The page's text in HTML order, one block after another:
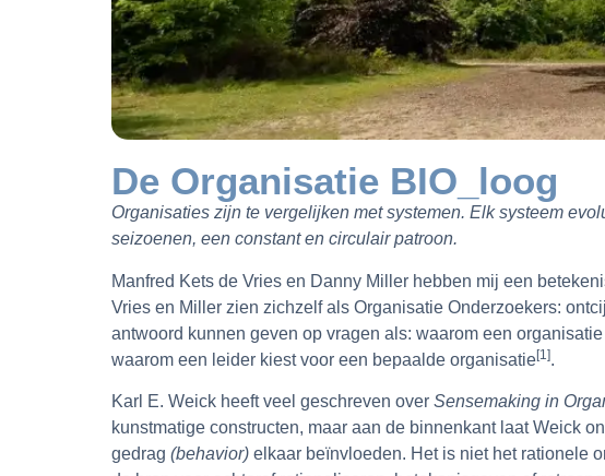
De Organisatie BIO_loog
Organisaties zijn te vergelijken met systemen. Elk systeem
seizoenen, een constant en circulair patroon.
Manfred Kets de Vries en Danny Miller hebben mij een
Vries en Miller zien zichzelf als Organisatie Onderzoekers:
antwoord kunnen geven op vragen als: waarom een
waarom een leider kiest voor een bepaalde organisatie[1].
Karl E. Weick heeft veel geschreven over Sensemaking in
kunstmatige constructen, maar aan de binnenkant laat Weick
gedrag (behavior) elkaar beïnvloeden. Het is niet het rationele